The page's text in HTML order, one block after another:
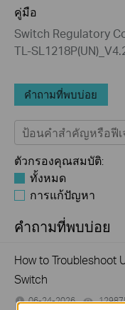
คู่มือ
Switch Regulatory
TL-
คำถามที่พบบ่อย
ตัวกรองคุณสมบัติ:
ทั้งหมด
การแก้ปัญหา
คำถามที่พบบ่อย
How to Troubleshoot
Switch
06-24-2026